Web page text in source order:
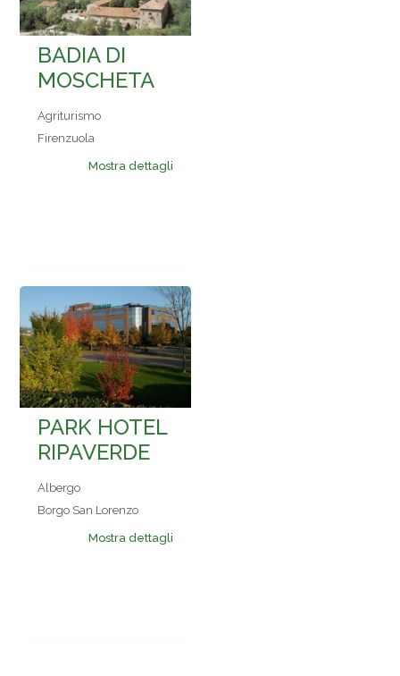
BADIA DI
MOSCHETA
Agriturismo
Firenzuola
Mostra dettagli
PARK HOTEL
RIPAVERDE
Albergo
Borgo San Lorenzo
Mostra dettagli